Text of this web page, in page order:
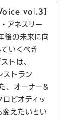
vol.3]
アネスリー
後の未来に向
いくべき
トは、
トラン
、オーナー&
ビオティッ
変えたいとい